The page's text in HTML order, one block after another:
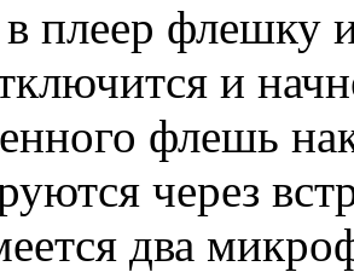
в плеер флешку
и
флешь
через
два